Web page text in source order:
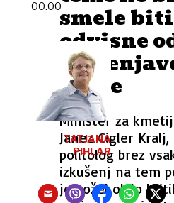
smele biti
odvisne
vlade
Minister za
Janez Cigler Kralj,
politolog brez
izkušenj na tem
je požel obilo
00.00
TATJANA
PIHLAR